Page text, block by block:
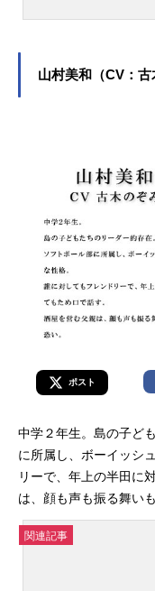
山村美和（CV：古
ポスト
中学２年生。島の子ど
に所属し、ボーイッシ
リーで、年上の半田に
は、顔も声も振る舞い
関連記事